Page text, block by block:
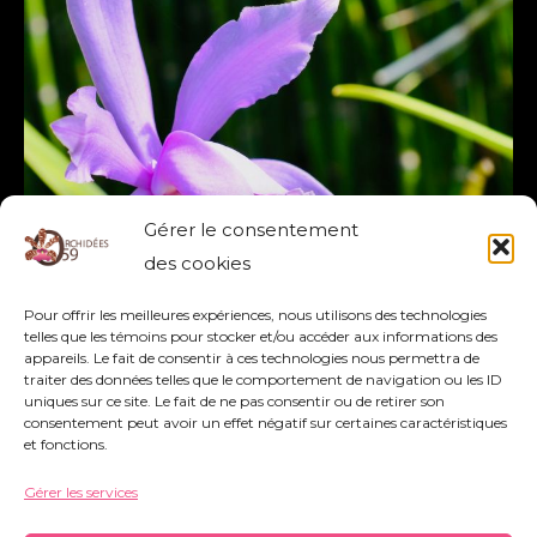
Gérer le consentement
des cookies
Pour offrir les meilleures expériences, nous utilisons des technologies
telles que les témoins pour stocker et/ou accéder aux informations des
appareils. Le fait de consentir à ces technologies nous permettra de
traiter des données telles que le comportement de navigation ou les ID
uniques sur ce site. Le fait de ne pas consentir ou de retirer son
consentement peut avoir un effet négatif sur certaines caractéristiques
et fonctions.
Gérer les services